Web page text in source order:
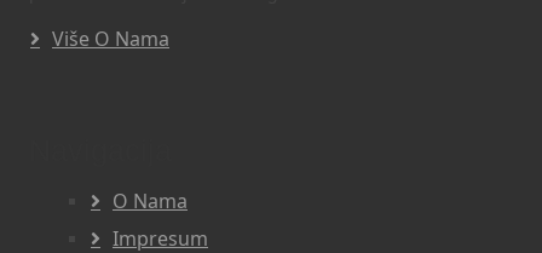
Više O Nama
O Nama
Impresum